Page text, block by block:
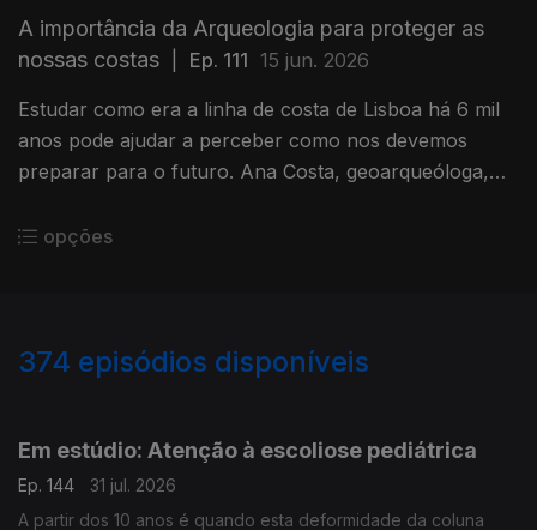
A importância da Arqueologia para proteger as
nossas costas
Ep. 111 15 jun. 2026
Estudar como era a linha de costa de Lisboa há 6 mil
anos pode ajudar a perceber como nos devemos
preparar para o futuro. Ana Costa, geoarqueóloga,
opções
374 episódios disponíveis
Em estúdio: Atenção à escoliose pediátrica
Ep. 144
31 jul. 2026
A partir dos 10 anos é quando esta deformidade da coluna